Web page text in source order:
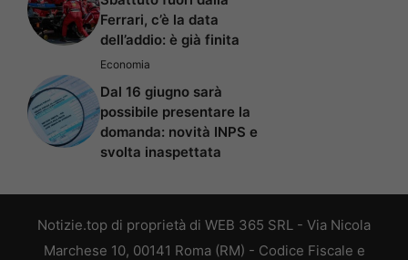
Ferrari, c’è la data
dell’addio: è già finita
Economia
Dal 16 giugno sarà
possibile presentare la
domanda: novità INPS e
svolta inaspettata
Notizie.top di proprietà di WEB 365 SRL - Via Nicola
Marchese 10, 00141 Roma (RM) - Codice Fiscale e